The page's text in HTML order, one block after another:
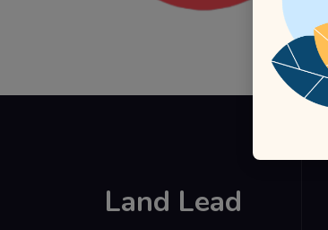
Land Lead